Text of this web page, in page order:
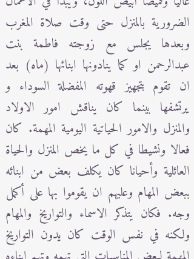
الضرورية بالمنزل حتى وقت صلاة المغرب
وبعدها يجلس مع زوجته فاطمة بنت
عبدالرحمن او كما ينادونها ابنائها (ماه) بعد
ان تقوم بتجهيز قهوته المفضلة السوداء و
يرتشفها بينما كان يناقش امور الاولاد
والمنزل والامور الحياتية اليومية المهمة. كان
فعالا ونشيطا في كل ما يخص المنزل والحياة
العائلية وأحيانا كان يكلف بعض من ابنائه
ببعض المهام وعليهم ان يقوموا بها على أكمل
وجه. فكان يتذكر الاسماء والتواريخ والمهام
ولكنه في نفس الوقت كان يدون التواريخ